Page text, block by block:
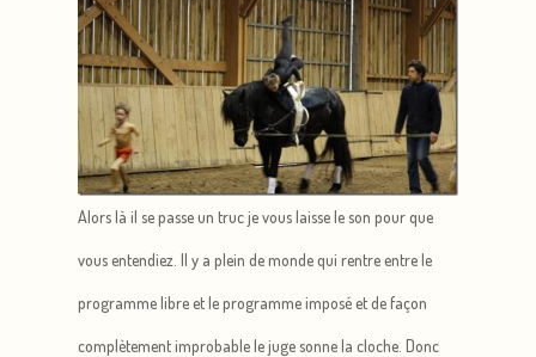
Alors là il se passe un truc je vous laisse le son pour que
vous entendiez. Il y a plein de monde qui rentre entre le
programme libre et le programme imposé et de façon
complètement improbable le juge sonne la cloche. Donc